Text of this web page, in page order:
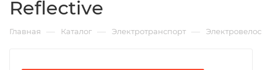
Reflective
Главная — Каталог — Электротранспорт —